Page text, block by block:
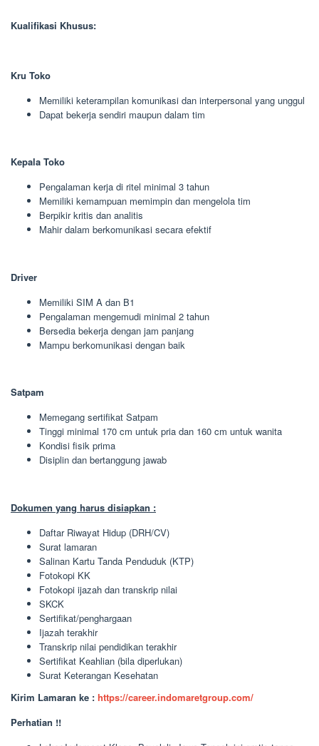
Kualifikasi Khusus:
Kru Toko
Memiliki keterampilan komunikasi dan interpersonal yang unggul
Dapat bekerja sendiri maupun dalam tim
Kepala Toko
Pengalaman kerja di ritel minimal 3 tahun
Memiliki kemampuan memimpin dan mengelola tim
Berpikir kritis dan analitis
Mahir dalam berkomunikasi secara efektif
Driver
Memiliki SIM A dan B1
Pengalaman mengemudi minimal 2 tahun
Bersedia bekerja dengan jam panjang
Mampu berkomunikasi dengan baik
Satpam
Memegang sertifikat Satpam
Tinggi minimal 170 cm untuk pria dan 160 cm untuk wanita
Kondisi fisik prima
Disiplin dan bertanggung jawab
Dokumen yang harus disiapkan :
Daftar Riwayat Hidup (DRH/CV)
Surat lamaran
Salinan Kartu Tanda Penduduk (KTP)
Fotokopi KK
Fotokopi ijazah dan transkrip nilai
SKCK
Sertifikat/penghargaan
Ijazah terakhir
Transkrip nilai pendidikan terakhir
Sertifikat Keahlian (bila diperlukan)
Surat Keterangan Kesehatan
Kirim Lamaran ke : https://career.indomaretgroup.com/
Perhatian !!